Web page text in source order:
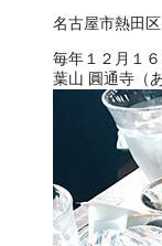
名古屋市熱田区
毎年１２月１
葉山 圓通寺（